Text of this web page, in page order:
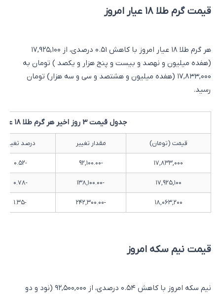
قیمت گرم طلا ۱۸ عیار امروز
هر گرم طلا ۱۸ عیار امروز با کاهش ۰.۵۱ درصدی، از ۱۷,۹۲۵,۱۰۰
(هفده میلیون و نهصد و بیست و پنج هزار و یکصد ) تومان به
۱۷,۸۳۳,۰۰۰ (هفده میلیون و هشتصد و سی و سه هزار) تومان
رسید.
جدول قیمت 3 روز اخیر هر گرم طلا ۱۸ عیار
قیمت (تومان) مقدار تغییر درصد تغییر
۱۷,۸۳۳,۰۰۰ -۹۲,۱۰۰.۰۰ -۰.۵۲
۱۷,۹۲۵,۱۰۰ -۱۳۸,۱۰۰.۰۰ -۰.۷۸
۱۸,۰۶۳,۲۰۰ -۲۴۲,۳۰۰.۰۰ -۱.۳۵
قیمت نیم سکه امروز
نیم سکه امروز با کاهش ۰.۵۴ درصدی، از ۹۲,۵۰۰,۰۰۰ (نود و دو